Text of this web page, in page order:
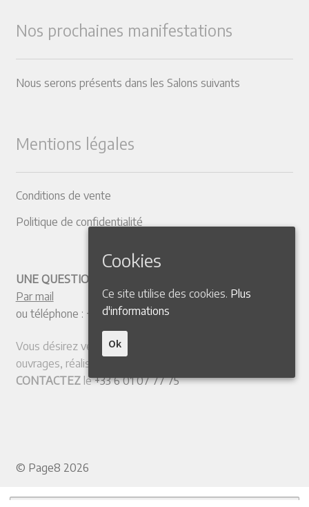
Nos prochaines manifestations
Nous serons présents dans les Salons suivants
Mentions légales
Conditions de vente
Politique de confidentialité
UNE QUESTION ? CONTACTEZ-NOUS
Par mail
ou téléphone : +33 4 50 38 77 20
Vous désirez vendre votre collection ou quelques
ouvrages, réaliser une expertise ?
CONTACTEZle+33 6 01 07 77 75
© Page8 2026
Recherche pour :
Cookies
Ce site utilise des cookies. Plus
d'informations
Ok